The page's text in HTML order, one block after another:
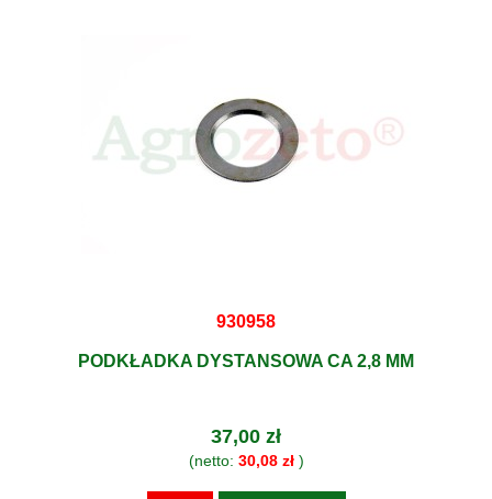
930958
PODKŁADKA DYSTANSOWA CA 2,8 MM
37,00 zł
(netto: 30,08 zł)